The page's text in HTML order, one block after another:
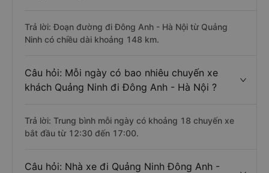
Trả lời: Đoạn đường đi Đông Anh - Hà Nội từ Quảng
Ninh có chiều dài khoảng 148 km.
Câu hỏi: Mỗi ngày có bao nhiêu chuyến xe
khách Quảng Ninh đi Đông Anh - Hà Nội ?
Trả lời: Trung bình mỗi ngày có khoảng 18 chuyến xe
bắt đầu từ 12:30 đến 17:00.
Câu hỏi: Nhà xe đi Quảng Ninh Đông Anh -